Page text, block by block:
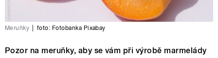
Meruňky foto: Fotobanka Pixabay
Pozor na meruňky, aby se vám při výrobě marmelády